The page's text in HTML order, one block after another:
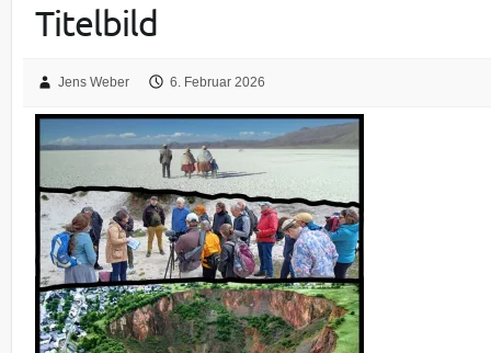
Titelbild
Jens Weber 6. Februar 2026